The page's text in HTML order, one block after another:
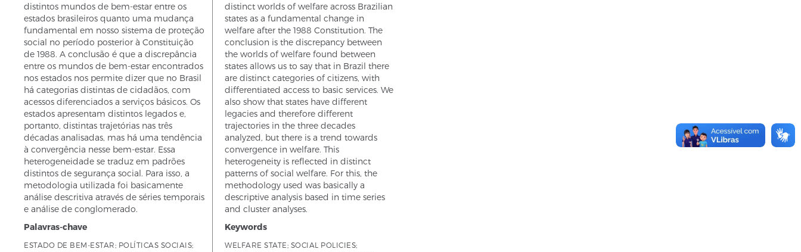
distintos mundos de bem-estar entre os
estados brasileiros quanto uma mudança
fundamental em nosso sistema de proteção
social no período posterior à Constituição
de 1988. A conclusão é que a discrepância
entre os mundos de bem-estar encontrados
nos estados nos permite dizer que no Brasil
há categorias distintas de cidadãos, com
acessos diferenciados a serviços básicos. Os
estados apresentam distintos legados e,
portanto, distintas trajetórias nas três
décadas analisadas, mas há uma tendência
à convergência nesse bem-estar. Essa
heterogeneidade se traduz em padrões
distintos de segurança social. Para isso, a
metodologia utilizada foi basicamente
análise descritiva através de séries temporais
e análise de conglomerado.
Palavras-chave
ESTADO DE BEM-ESTAR; POLÍTICAS SOCIAIS;
distinct worlds of welfare across Brazilian
states as a fundamental change in
welfare after the 1988 Constitution. The
conclusion is the discrepancy between
the worlds of welfare found between
states allows us to say that in Brazil there
are distinct categories of citizens, with
differentiated access to basic services. We
also show that states have different
legacies and therefore different
trajectories in the three decades
analyzed, but there is a trend towards
convergence in welfare. This
heterogeneity is reflected in distinct
patterns of social welfare. For this, the
methodology used was basically a
descriptive analysis based in time series
and cluster analyses.
Keywords
WELFARE STATE; SOCIAL POLICIES;